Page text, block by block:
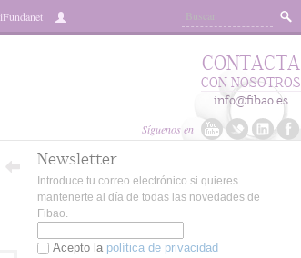
iFundanet
Síguenos en
CONTACTA
CON NOSOTROS
info@fibao.es
Newsletter
Introduce tu correo electrónico si quieres
mantenerte al día de todas las novedades de
Fibao.
Acepto la política de privacidad